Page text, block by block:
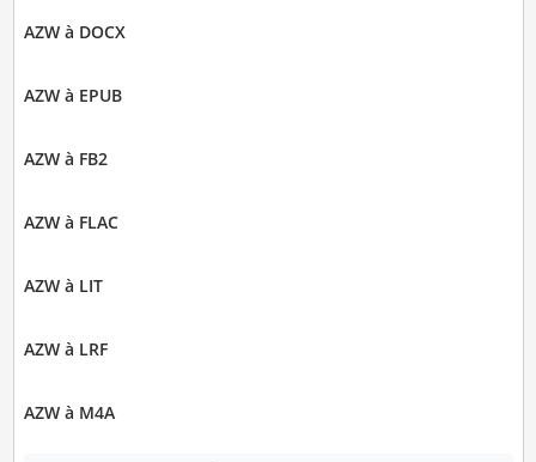
AZW à DOCX
AZW à EPUB
AZW à FB2
AZW à FLAC
AZW à LIT
AZW à LRF
AZW à M4A